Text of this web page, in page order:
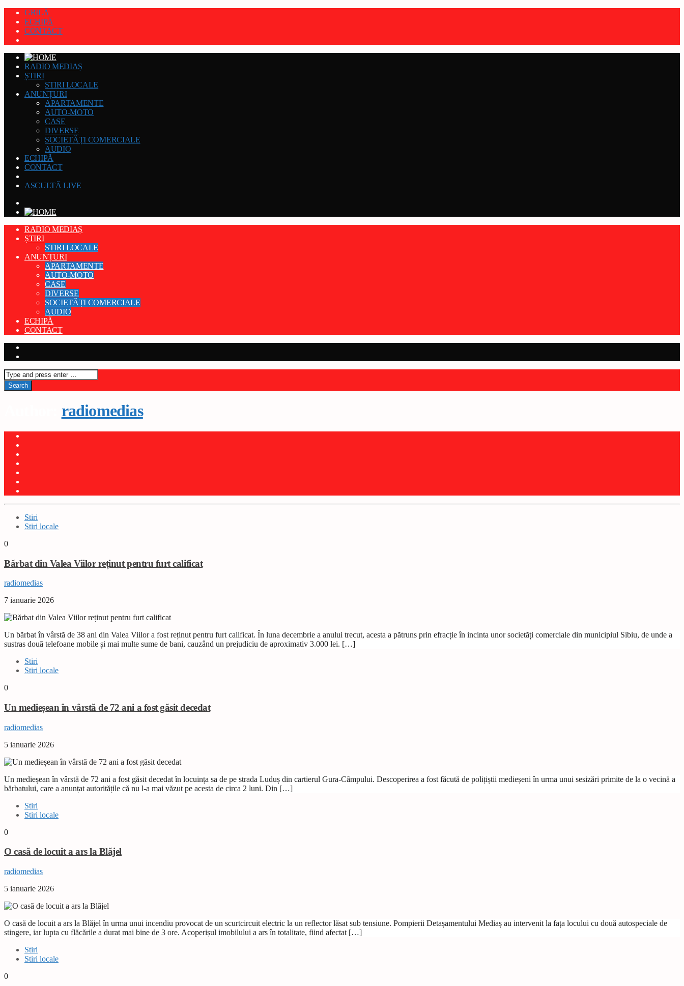
GRILĂ
ECHIPĂ
CONTACT
RADIO MEDIAȘ
ȘTIRI
STIRI LOCALE
ANUNȚURI
APARTAMENTE
AUTO-MOTO
CASE
DIVERSE
SOCIETĂȚI COMERCIALE
AUDIO
ECHIPĂ
CONTACT
ASCULTĂ LIVE
RADIO MEDIAȘ
ȘTIRI
STIRI LOCALE
ANUNȚURI
APARTAMENTE
AUTO-MOTO
CASE
DIVERSE
SOCIETĂȚI COMERCIALE
AUDIO
ECHIPĂ
CONTACT
radiomedias
Stiri
Stiri locale
0
Bărbat din Valea Viilor reținut pentru furt calificat
radiomedias
7 ianuarie 2026
Un bărbat în vârstă de 38 ani din Valea Viilor a fost reținut pentru furt calificat. În luna decembrie a anului trecut, acesta a pătruns prin efracție în incinta unor societăți comerciale din municipiul Sibiu, de unde a
sustras două telefoane mobile și mai multe sume de bani, cauzând un prejudiciu de aproximativ 3.000 lei. […]
Stiri
Stiri locale
0
Un medieșean în vârstă de 72 ani a fost găsit decedat
radiomedias
5 ianuarie 2026
Un medieșean în vârstă de 72 ani a fost găsit decedat în locuința sa de pe strada Luduș din cartierul Gura-Câmpului. Descoperirea a fost făcută de polițiștii medieșeni în urma unui sesizări primite de la o vecină a
bărbatului, care a anunțat autoritățile că nu l-a mai văzut pe acesta de circa 2 luni. Din […]
Stiri
Stiri locale
0
O casă de locuit a ars la Blăjel
radiomedias
5 ianuarie 2026
O casă de locuit a ars la Blăjel în urma unui incendiu provocat de un scurtcircuit electric la un reflector lăsat sub tensiune. Pompierii Detașamentului Mediaș au intervenit la fața locului cu două autospeciale de
stingere, iar lupta cu flăcările a durat mai bine de 3 ore. Acoperișul imobilului a ars în totalitate, fiind afectat […]
Stiri
Stiri locale
0